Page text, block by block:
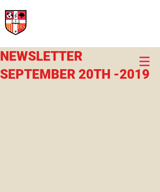
NEWSLETTER
SEPTEMBER 20TH -2019